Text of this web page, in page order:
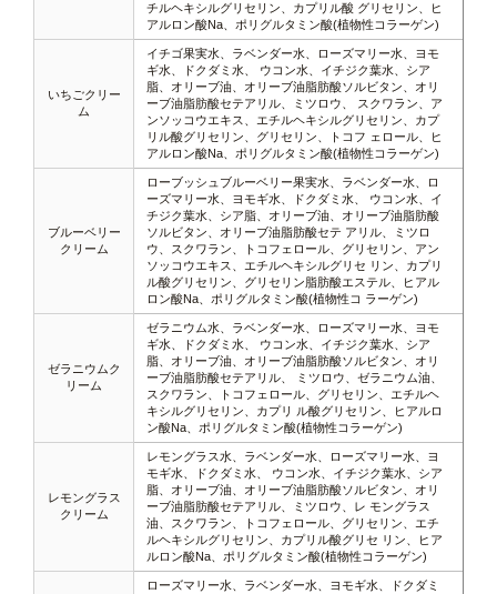
チルヘキシルグリセリン、カプリル酸 グリセリン、ヒ
アルロン酸Na、ポリグルタミン酸(植物性コラーゲン)
いちごクリー
ム
イチゴ果実水、ラベンダー水、ローズマリー水、ヨモ
ギ水、ドクダミ水、 ウコン水、イチジク葉水、シア
脂、オリーブ油、オリーブ油脂肪酸ソルビタン、オリ
ーブ油脂肪酸セテアリル、ミツロウ、 スクワラン、ア
ンソッコウエキス、エチルヘキシルグリセリン、カプ
リル酸グリセリン、グリセリン、トコフ ェロール、ヒ
アルロン酸Na、ポリグルタミン酸(植物性コラーゲン)
ブルーベリー
クリーム
ローブッシュブルーベリー果実水、ラベンダー水、ロ
ーズマリー水、ヨモギ水、ドクダミ水、 ウコン水、イ
チジク葉水、シア脂、オリーブ油、オリーブ油脂肪酸
ソルビタン、オリーブ油脂肪酸セテ アリル、ミツロ
ウ、スクワラン、トコフェロール、グリセリン、アン
ソッコウエキス、エチルヘキシルグリセ リン、カプリ
ル酸グリセリン、グリセリン脂肪酸エステル、ヒアル
ロン酸Na、ポリグルタミン酸(植物性コ ラーゲン)
ゼラニウムク
リーム
ゼラニウム水、ラベンダー水、ローズマリー水、ヨモ
ギ水、ドクダミ水、 ウコン水、イチジク葉水、シア
脂、オリーブ油、オリーブ油脂肪酸ソルビタン、オリ
ーブ油脂肪酸セテアリル、 ミツロウ、ゼラニウム油、
スクワラン、トコフェロール、グリセリン、エチルヘ
キシルグリセリン、カプリ ル酸グリセリン、ヒアルロ
ン酸Na、ポリグルタミン酸(植物性コラーゲン)
レモングラス
クリーム
レモングラス水、ラベンダー水、ローズマリー水、ヨ
モギ水、ドクダミ水、 ウコン水、イチジク葉水、シア
脂、オリーブ油、オリーブ油脂肪酸ソルビタン、オリ
ーブ油脂肪酸セテアリル、ミツロウ、レ モングラス
油、スクワラン、トコフェロール、グリセリン、エチ
ルヘキシルグリセリン、カプリル酸グリセ リン、ヒア
ルロン酸Na、ポリグルタミン酸(植物性コラーゲン)
ローズマリー水、ラベンダー水、ヨモギ水、ドクダミ